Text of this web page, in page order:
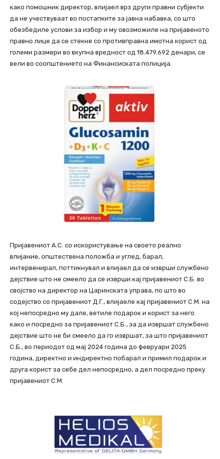
како помошник директор, влијаел врз други правни субјекти
да не учествуваат во постапките за јавна набавка, со што
обезбедиле услови за избор и му овозможиле на пријавеното
правно лице да се стекне со противправна имотна корист од
големи размери во вкупна вредност од 18.479.692 денари, се
вели во соопштението на Финансиската полиција.
Пријавениот А.С. со искористување на своето реално
влијание, општествена положба и углед, барал,
интервенирал, поттикнувал и влијаел да се изврши службено
дејствие што не смеело да се изврши кај пријавениот С.Б. во
својство на директор на Царинската управа, по што во
содејство со пријавениот Д.Г., влијаеле кај пријавениот С.М. на
кој непосредно му дале, ветиле подарок и корист за него
како и посредно за пријавениот С.Б., за да извршат службено
дејствие што не би смеело да го извршат, за што пријавениот
С.Б., во периодот од мај 2024 година до февруари 2025
година, директно и индиректно побарал и примил подарок и
друга корист за себе дел непосредно, а дел посредно преку
пријавениот С.М.